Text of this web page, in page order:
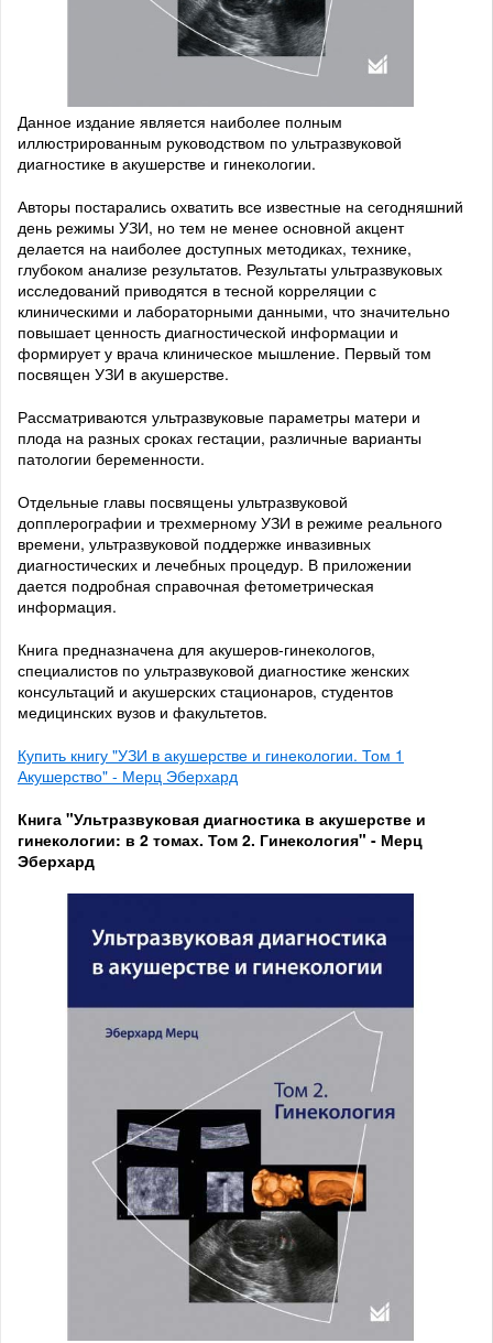
Данное издание является наиболее полным
иллюстрированным руководством по ультразвуковой
диагностике в акушерстве и гинекологии.
Авторы постарались охватить все известные на сегодняшний
день режимы УЗИ, но тем не менее основной акцент
делается на наиболее доступных методиках, технике,
глубоком анализе результатов. Результаты ультразвуковых
исследований приводятся в тесной корреляции с
клиническими и лабораторными данными, что значительно
повышает ценность диагностической информации и
формирует у врача клиническое мышление. Первый том
посвящен УЗИ в акушерстве.
Рассматриваются ультразвуковые параметры матери и
плода на разных сроках гестации, различные варианты
патологии беременности.
Отдельные главы посвящены ультразвуковой
допплерографии и трехмерному УЗИ в режиме реального
времени, ультразвуковой поддержке инвазивных
диагностических и лечебных процедур. В приложении
дается подробная справочная фетометрическая
информация.
Книга предназначена для акушеров-гинекологов,
специалистов по ультразвуковой диагностике женских
консультаций и акушерских стационаров, студентов
медицинских вузов и факультетов.
Купить книгу "УЗИ в акушерстве и гинекологии. Том 1
Акушерство" - Мерц Эберхард
Книга "Ультразвуковая диагностика в акушерстве и
гинекологии: в 2 томах. Том 2. Гинекология" - Мерц
Эберхард